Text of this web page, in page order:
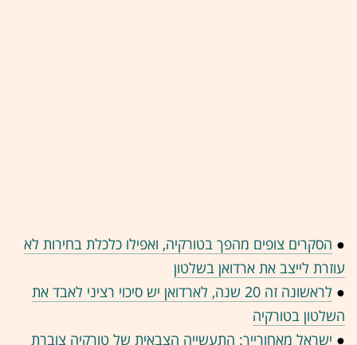
● הסקרים צופים מהפך בטורקיה, ואפילו כלכלת בחירות לא
עוזרת לייצב את ארדואן בשלטון
●
לראשונה זה 20 שנה, לארדואן יש סיכוי רציני לאבד את
השלטון בטורקיה
● ישראל מאחורייך: התעשייה הצבאית של טורקיה צוברת